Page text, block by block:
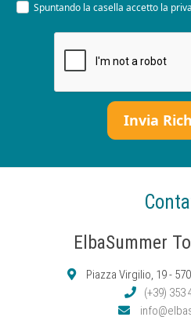
Spuntando la casella accetto la
ElbaSummer
Piazza Virgilio, 19 -
(+39) 353